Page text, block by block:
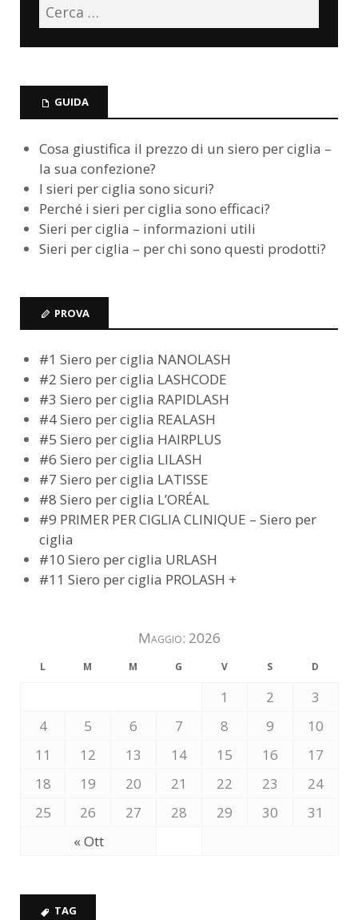
GUIDA
Cosa giustifica il prezzo di un siero per ciglia –
la sua confezione?
I sieri per ciglia sono sicuri?
Perché i sieri per ciglia sono efficaci?
Sieri per ciglia – informazioni utili
Sieri per ciglia – per chi sono questi prodotti?
PROVA
#1 Siero per ciglia NANOLASH
#2 Siero per ciglia LASHCODE
#3 Siero per ciglia RAPIDLASH
#4 Siero per ciglia REALASH
#5 Siero per ciglia HAIRPLUS
#6 Siero per ciglia LILASH
#7 Siero per ciglia LATISSE
#8 Siero per ciglia L’ORÉAL
#9 PRIMER PER CIGLIA CLINIQUE – Siero per
ciglia
#10 Siero per ciglia URLASH
#11 Siero per ciglia PROLASH +
Maggio: 2026
L M M G V S D
« Ott
1 2
3
4
5 6 7 8 9
10
11
12 13 14 15 16
17
18
19 20 21 22 23
24
25
26 27 28 29 30 31
TAG